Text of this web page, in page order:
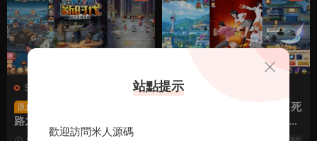
S-閃爍之光
原創
路之六系新世界内購版】Lin
ux手工服務端+安卓+多區跨
S-閃爍之光
典藏卡牌回合手遊【死
神-仙境競技場内購版】Linu
x手工服務端+安卓+GM授權
站點提示
歡迎訪問米人源碼